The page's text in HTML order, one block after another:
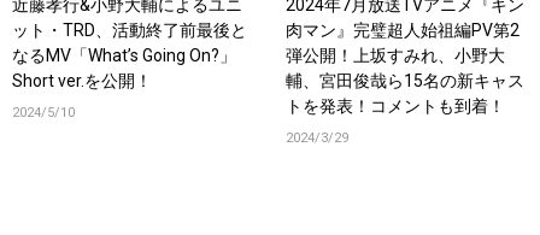
近藤孝行&小野大輔によるユニ
ット・TRD、活動終了前最後と
なるMV「What’s Going On?」
Short ver.を公開！
2024/5/10
2024年7月放送TVアニメ『キン
肉マン』完璧超人始祖編PV第2
弾公開！上坂すみれ、小野大
輔、宮田俊哉ら15名の新キャス
トを発表！コメントも到着！
2024/3/29